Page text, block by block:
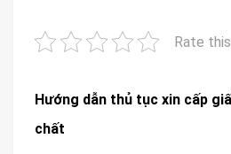
Rate
Hướng dẫn thủ tục xin cấp
chất